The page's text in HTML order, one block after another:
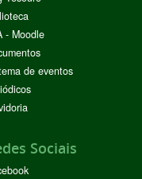
- Moodle
de eventos
Sociais